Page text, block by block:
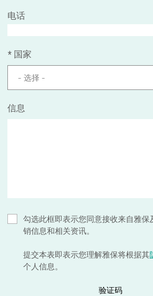
电话
* 国家
- 选择 -
信息
勾选此框即表示您同意接收来自雅保
销信息和相关资讯。
提交本表即表示您理解雅保将根据其
个人信息。
验证码